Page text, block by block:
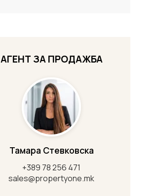
АГЕНТ ЗА ПРОДАЖБА
Тамара Стевковска
+389 78 256 471
sales@propertyone.mk